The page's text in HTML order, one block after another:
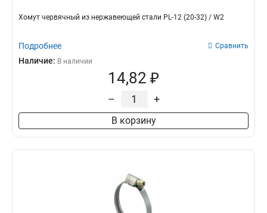
Хомут червячный из нержавеющей стали PL-12 (20-32) / W2
Подробнее Сравнить
Наличие: В наличии
14,82 ₽
– +
В корзину